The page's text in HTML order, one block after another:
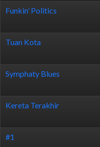
Funkin’ Politics
Tuan Kota
Symphaty Blues
Kereta Terakhir
#1